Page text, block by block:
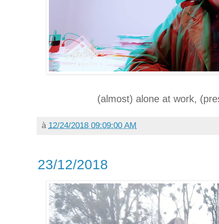
(almost) alone at work,
à 12/24/2018 09:09:00 AM
23/12/2018